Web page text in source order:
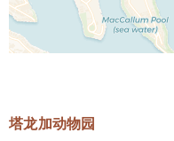
塔龙加动物园